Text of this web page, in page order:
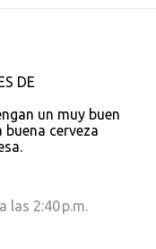
DE
un muy buen
cerveza
las 2:40 p.m.